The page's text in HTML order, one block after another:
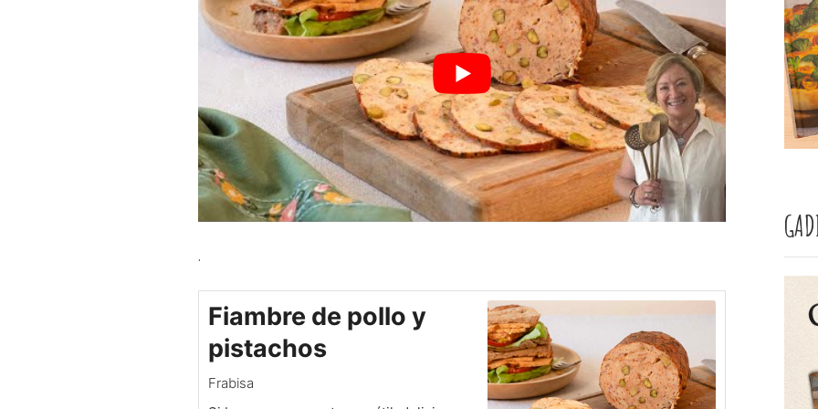
.
Fiambre de pollo y
pistachos
Frabisa